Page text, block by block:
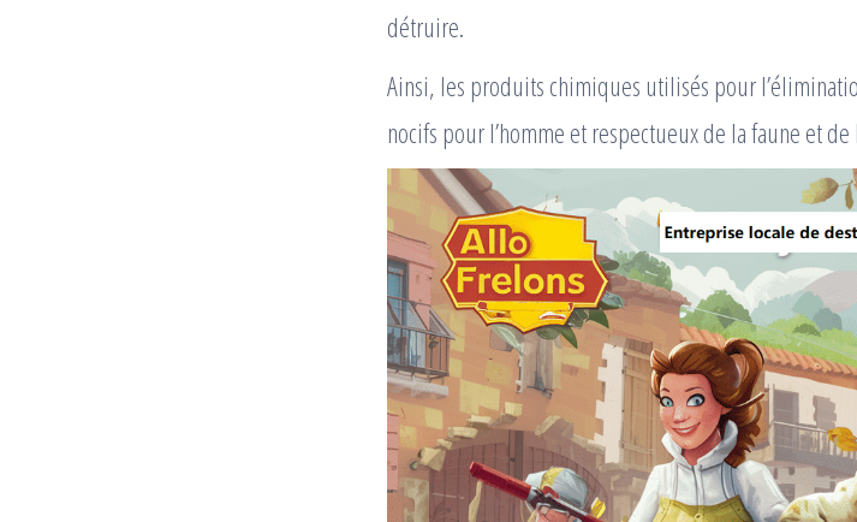
détruire.
Ainsi, les produits chimiques utilisés pour
nocifs pour l’homme et respectueux de la faune et